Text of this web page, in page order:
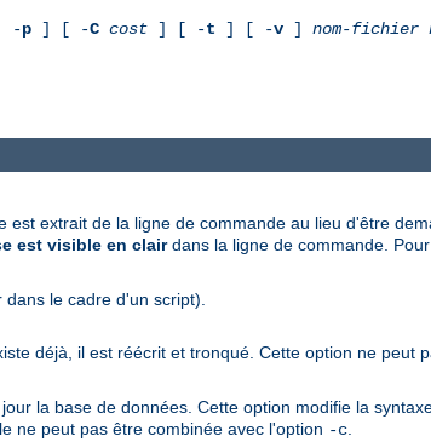
-p ] [ -C cost ] [ -t ] [ -v ] nom-fichier
extrait de la ligne de commande au lieu d'être
est visible en clairdans la ligne de commande.
le cadre d'un script).
déjà, il est réécrit et tronqué. Cette option ne peut
la base de données. Cette option modifie la
ne peut pas être combinée avec l'option -c